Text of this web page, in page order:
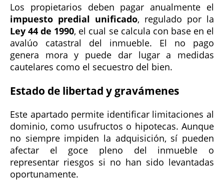
Los propietarios deben pagar anualmente el
impuesto predial unificado, regulado por la
Ley 44 de 1990, el cual se calcula con base en el
avalúo catastral del inmueble. El no pago
genera mora y puede dar lugar a medidas
cautelares como el secuestro del bien.
Estado de libertad y gravámenes
Este apartado permite identificar limitaciones al
dominio, como usufructos o hipotecas. Aunque
no siempre impiden la adquisición, sí pueden
afectar el goce pleno del inmueble o
representar riesgos si no han sido levantadas
oportunamente.